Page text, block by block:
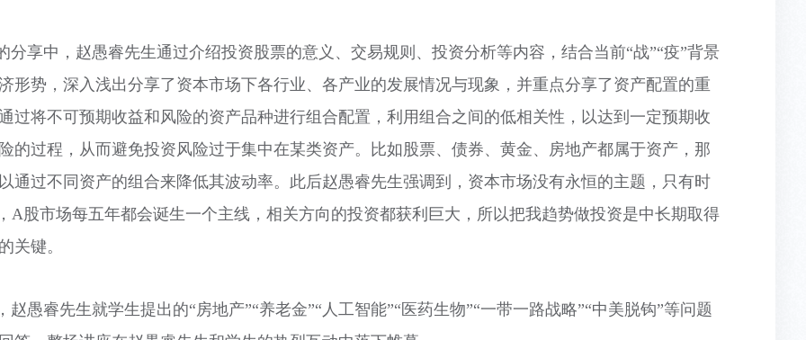
分享中，赵愚睿先生通过介绍投资股票的意义、交易规则、投资分析等内容，结合当前“战”“疫”背景
形势，深入浅出分享了资本市场下各行业、各产业的发展情况与现象，并重点分享了资产配置的重
过将不可预期收益和风险的资产品种进行组合配置，利用组合之间的低相关性，以达到一定预期收
的过程，从而避免投资风险过于集中在某类资产。比如股票、债券、黄金、房地产都属于资产，那
通过不同资产的组合来降低其波动率。此后赵愚睿先生强调到，资本市场没有永恒的主题，只有时
A股市场每五年都会诞生一个主线，相关方向的投资都获利巨大，所以把我趋势做投资是中长期取得
关键。
赵愚睿先生就学生提出的“房地产”“养老金”“人工智能”“医药生物”“一带一路战略”“中美脱钩”等问题